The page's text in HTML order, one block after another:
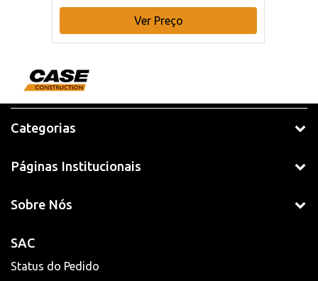
Ver Preço
Categorias
Páginas Institucionais
Sobre Nós
SAC
Status do Pedido